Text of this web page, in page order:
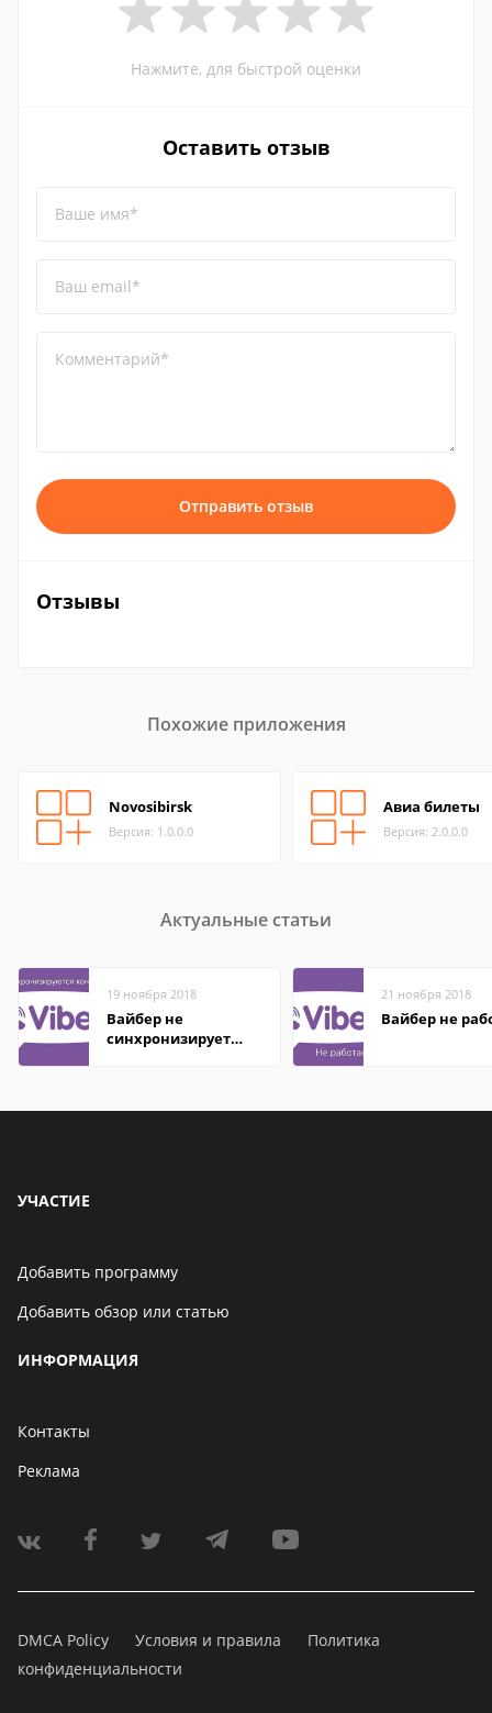
Нажмите, для быстрой оценки
Оставить отзыв
Ваше имя*
Ваш email*
Комментарий*
Отправить отзыв
Отзывы
Похожие приложения
Novosibirsk
Версия: 1.0.0.0
Авиа билеты
Версия: 2.0.0.0
Актуальные статьи
19 ноября 2018
Вайбер не
синхронизирует
21 ноября 2018
Вайбер не
УЧАСТИЕ
Добавить программу
Добавить обзор или статью
ИНФОРМАЦИЯ
Контакты
Реклама
DMCA Policy Условия и правила
Политика
конфиденциальности